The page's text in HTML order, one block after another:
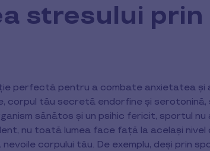
stresului
perfectă pentru a combate anxietatea și
corpul tău secretă endorfine și serotonină,
sănătos și un psihic fericit, sportul
nu toată lumea face față la același
corpului tău. De exemplu, deși prin